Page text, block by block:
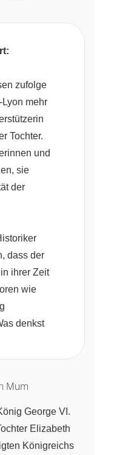
zufolge
mehr
Tochter.
und
sie
der
dass der
ihrer Zeit
wie
denkst
Mum
George VI.
Elizabeth
Königreichs